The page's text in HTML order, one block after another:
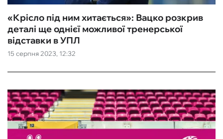
15 серпня 2023, 12:32
«Крісло під ним хитається»: Вацко розкрив
деталі ще однієї можливої тренерської
відставки в УПЛ